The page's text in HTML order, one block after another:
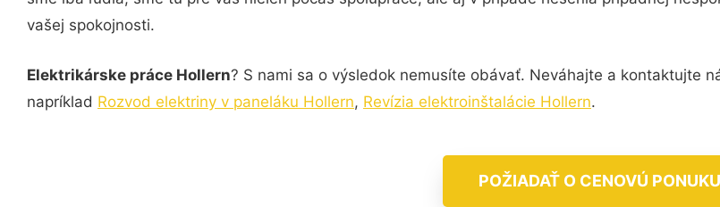
vašej spokojnosti.
Elektrikárske práce Hollern? S nami sa o výsledok nemusíte obávať. Neváhajte a kontaktujte
napríklad Rozvod elektriny v paneláku Hollern, Revízia elektroinštalácie Hollern.
POŽIADAŤ O CENOVÚ PONUKU